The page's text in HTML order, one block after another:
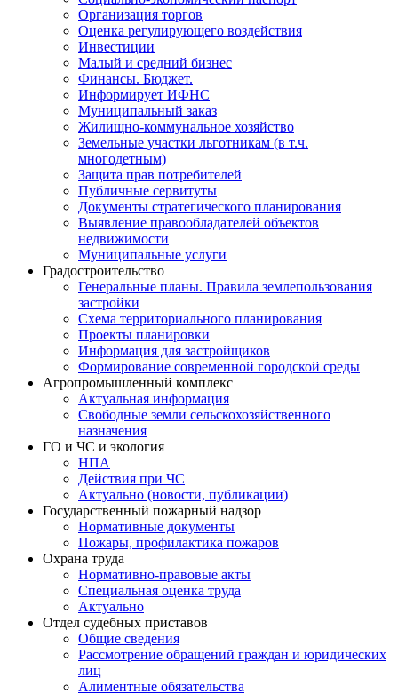
Организация торгов
Оценка регулирующего воздействия
Инвестиции
Малый и средний бизнес
Финансы. Бюджет.
Информирует ИФНС
Муниципальный заказ
Жилищно-коммунальное хозяйство
Земельные участки льготникам (в т.ч.
многодетным)
Защита прав потребителей
Публичные сервитуты
Документы стратегического планирования
Выявление правообладателей объектов
недвижимости
Муниципальные услуги
Градостроительство
Генеральные планы. Правила землепользования
застройки
Схема территориального планирования
Проекты планировки
Информация для застройщиков
Формирование современной городской среды
Агропромышленный комплекс
Актуальная информация
Свободные земли сельскохозяйственного
назначения
ГО и ЧС и экология
НПА
Действия при ЧС
Актуально (новости, публикации)
Государственный пожарный надзор
Нормативные документы
Пожары, профилактика пожаров
Охрана труда
Нормативно-правовые акты
Специальная оценка труда
Актуально
Отдел судебных приставов
Общие сведения
Рассмотрение обращений граждан и юридических
лиц
Алиментные обязательства